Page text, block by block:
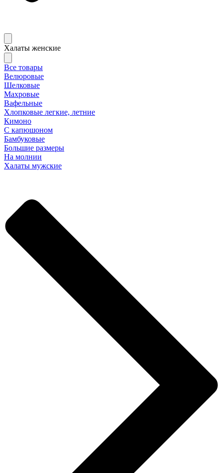
Халаты женские
Все товары
Велюровые
Шелковые
Махровые
Вафельные
Хлопковые легкие, летние
Кимоно
С капюшоном
Бамбуковые
Большие размеры
На молнии
Халаты мужские